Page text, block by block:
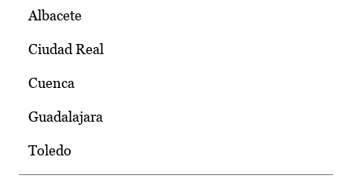
Albacete
Ciudad Real
Cuenca
Guadalajara
Toledo